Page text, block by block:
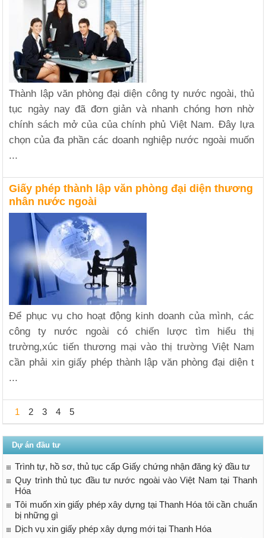
Thành lập văn phòng đại diện công ty nước ngoài, thủ
tục ngày nay đã đơn giản và nhanh chóng hơn nhờ
chính sách mở của của chính phủ Việt Nam. Đây lựa
chọn của đa phần các doanh nghiệp nước ngoài muốn
...
Giấy phép thành lập văn phòng đại diện thương
nhân nước ngoài
Để phục vụ cho hoạt động kinh doanh của mình, các
công ty nước ngoài có chiến lược tìm hiểu thị
trường,xúc tiến thương mại vào thị trường Việt Nam
cần phải xin giấy phép thành lập văn phòng đại diện t
...
1 2 3 4 5
Dự án đầu tư
Trình tự, hồ sơ, thủ tục cấp Giấy chứng nhận đăng ký đầu tư
Quy trình thủ tục đầu tư nước ngoài vào Việt Nam tại Thanh
Hóa
Tôi muốn xin giấy phép xây dựng tại Thanh Hóa tôi cần chuẩn
bị những gì
Dịch vụ xin giấy phép xây dựng mới tại Thanh Hóa